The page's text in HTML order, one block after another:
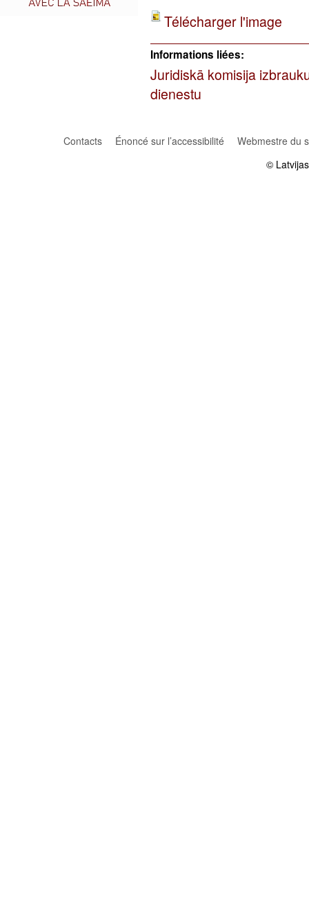
Télécharger l'image
Informations liées:
Juridiskā komisija
dienestu
Contacts Énoncé sur l’accessibilité
Webmestre du
©